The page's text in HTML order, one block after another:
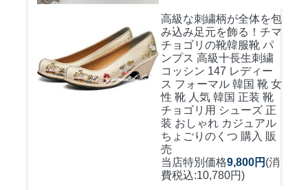
高級な刺繍柄が全体を包
み込み足元を飾る！ チマ
チョゴリの靴韓服靴 パ
ンプス 高級十長生刺繍
コッシン 147 レディー
ス フォーマル 韓国 靴 女
性 靴 人気 韓国 正装 靴
チョゴリ用 シューズ 正
装 おしゃれ カジュアル
ちょごりのくつ 購入 販
売
当店特別価格9,800円 (消
費税込:10,780円)